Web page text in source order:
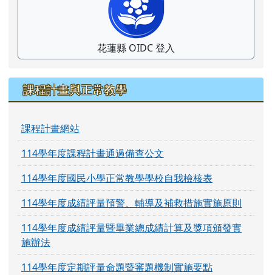
花蓮縣 OIDC 登入
課程計畫與正常教學
課程計畫網站
114學年度課程計畫通過備查公文
114學年度國民小學正常教學學校自我檢核表
114學年度成績評量預警、輔導及補救措施實施原則
114學年度成績評量暨畢業總成績計算及獎項頒發實
施辦法
114學年度定期評量命題暨審題機制實施要點